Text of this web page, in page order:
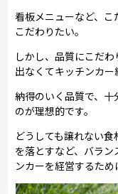
看板メニューなど、
こだわりたい。
しかし、品質にこだ
出なくてキッチンカー
納得のいく品質で、
のが理想的です。
どうしても譲れない
を落とすなど、バラ
ンカーを経営するため